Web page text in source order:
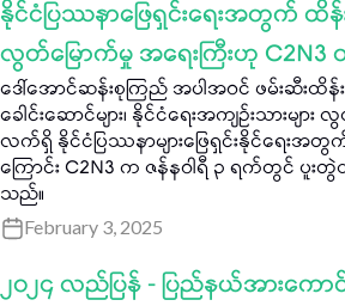
နိုင်ငံပြဿနာဖြေရှင်းရေးအတွက် ထိန်း
လွတ်မြောက်မှု အရေးကြီးဟု C2N3
ဒေါ်အောင်ဆန်းစုကြည် အပါအဝင် ဖမ်းဆီးထိန်
ခေါင်းဆောင်များ၊ နိုင်ငံရေးအကျဉ်းသားမျ
လက်ရှိ နိုင်ငံပြဿနာများဖြေရှင်းနိုင်ရေးအ
ကြောင်း C2N3 က ဇန်နဝါရီ ၃ ရက်တွင် ပူ
သည်။
February 3, 2025
၂၀၂၄ လည်ပြန် - ပြည်နယ်အားကေ